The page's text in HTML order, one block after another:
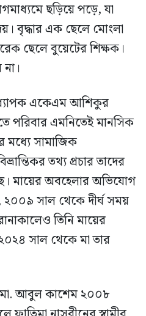
ছড়িয়ে পড়ে, যা
বৃদ্ধার এক ছেলে মোংলা
ছেলে বুয়েটের শিক্ষক।
একেএম আশিকুর
পরিবার এমনিতেই মানসিক
মধ্যে সামাজিক
তথ্য প্রচার তাদের
মায়ের অবহেলার অভিযোগ
২০০৯ সাল থেকে দীর্ঘ সময়
তিনি মায়ের
সাল থেকে মা তার
মো. আবুল কাশেম ২০০৮